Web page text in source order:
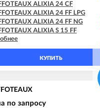
ALIXIA 24 CF
ALIXIA 24 FF LPG
ALIXIA 24 FF NG
ALIXIA S 15 FF
ALIXIA S 18 FF
ALIXIA S 20 CF
ALIXIA S 20 FF
ALIXIA S 24 CF
ALIXIA SIMPLE 18 CF
ALIXIA SIMPLE 18 FF
КУПИТЬ
по запросу